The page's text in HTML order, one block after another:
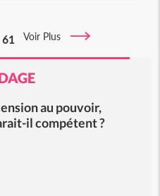
61 Voir Plus
au pouvoir,
il compétent ?